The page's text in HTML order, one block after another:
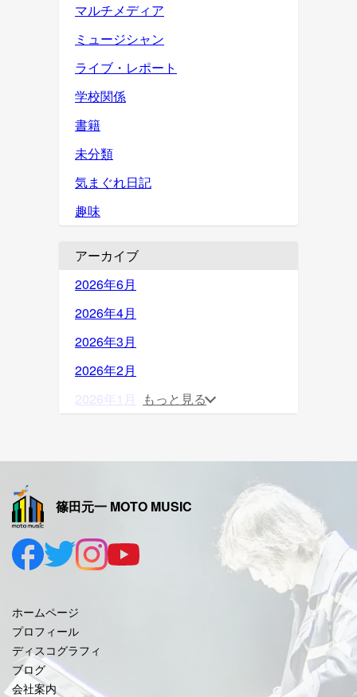
マルチメディア
ミュージシャン
ライブ・レポート
学校関係
書籍
未分類
気まぐれ日記
趣味
アーカイブ
2026年6月
2026年4月
2026年3月
2026年2月
2026年1月
2025年9月
2025年8月
2025年7月
2025年5月
2025年4月
2025年3月
もっと見る
篠田元一 MOTO MUSIC
ホームページ
プロフィール
ディスコグラフィ
ブログ
会社案内